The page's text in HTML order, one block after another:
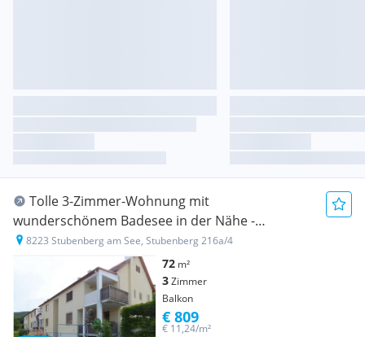
Tolle 3-Zimmer-Wohnung mit
wunderschönem Badesee in der Nähe -
geförderte Miete ODER geförderte Miete mit
Kaufoption - 3 Zimmer
8223 Stubenberg am See, Stubenberg 216a/4
72 m²
3Zimmer
Balkon
€ 11,24/m²
€ 809